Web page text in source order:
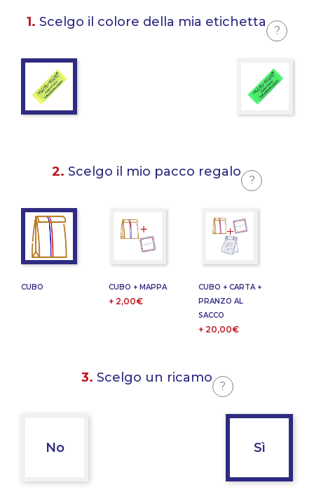
1. Scelgo il colore della mia etichetta
?
2. Scelgo il mio pacco regalo
?
CUBO CUBO + MAPPA
+ 2,00€
CUBO + CARTA +
PRANZO AL
SACCO
+ 20,00€
3. Scelgo un ricamo
?
No Sì